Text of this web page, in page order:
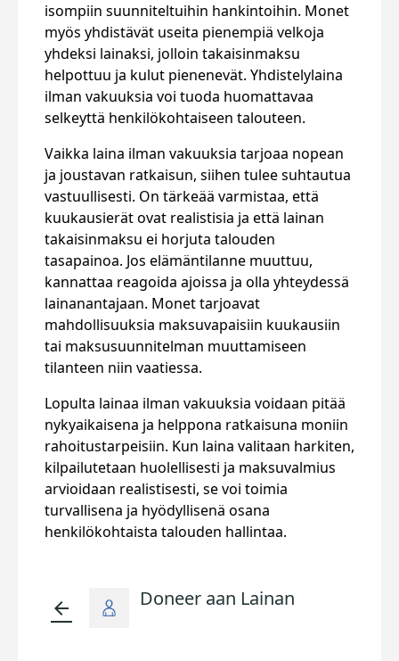
isompiin suunniteltuihin hankintoihin. Monet
myös yhdistävät useita pienempiä velkoja
yhdeksi lainaksi, jolloin takaisinmaksu
helpottuu ja kulut pienenevät. Yhdistelylaina
ilman vakuuksia voi tuoda huomattavaa
selkeyttä henkilökohtaiseen talouteen.
Vaikka laina ilman vakuuksia tarjoaa nopean
ja joustavan ratkaisun, siihen tulee suhtautua
vastuullisesti. On tärkeää varmistaa, että
kuukausierät ovat realistisia ja että lainan
takaisinmaksu ei horjuta talouden
tasapainoa. Jos elämäntilanne muuttuu,
kannattaa reagoida ajoissa ja olla yhteydessä
lainanantajaan. Monet tarjoavat
mahdollisuuksia maksuvapaisiin kuukausiin
tai maksusuunnitelman muuttamiseen
tilanteen niin vaatiessa.
Lopulta lainaa ilman vakuuksia voidaan pitää
nykyaikaisena ja helppona ratkaisuna moniin
rahoitustarpeisiin. Kun laina valitaan harkiten,
kilpailutetaan huolellisesti ja maksuvalmius
arvioidaan realistisesti, se voi toimia
turvallisena ja hyödyllisenä osana
henkilökohtaista talouden hallintaa.
arrow_back Doneer aan Lainan